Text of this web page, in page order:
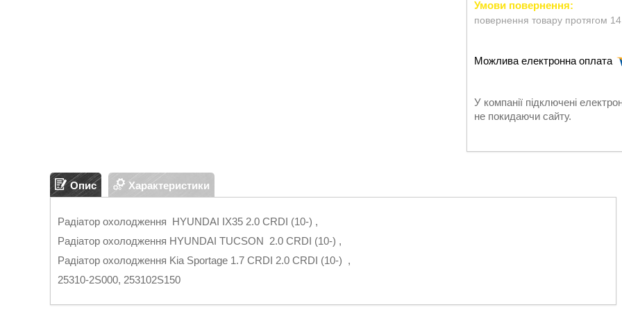
повернення товару протягом
У компанії підключені
не покидаючи сайту.
Опис Характеристики
Радіатор охолодження HYUNDAI IX35 2.0 CRDI (10-) ,
Радіатор охолодження HYUNDAI TUCSON 2.0 CRDI (10-) ,
Радіатор охолодження Kia Sportage 1.7 CRDI 2.0 CRDI (10-) ,
25310-2S000, 253102S150